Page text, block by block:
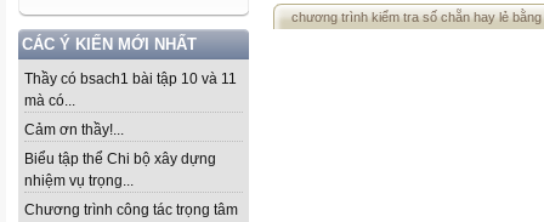
CÁC Ý KIẾN MỚI NHẤT
Thầy có bsach1 bài tập 10 và 11
mà có...
Cảm ơn thầy!...
Biểu tập thể Chi bộ xây dựng
nhiệm vụ trọng...
Chương trình công tác trọng tâm
chương trình kiểm tra số chẵn hay lẻ